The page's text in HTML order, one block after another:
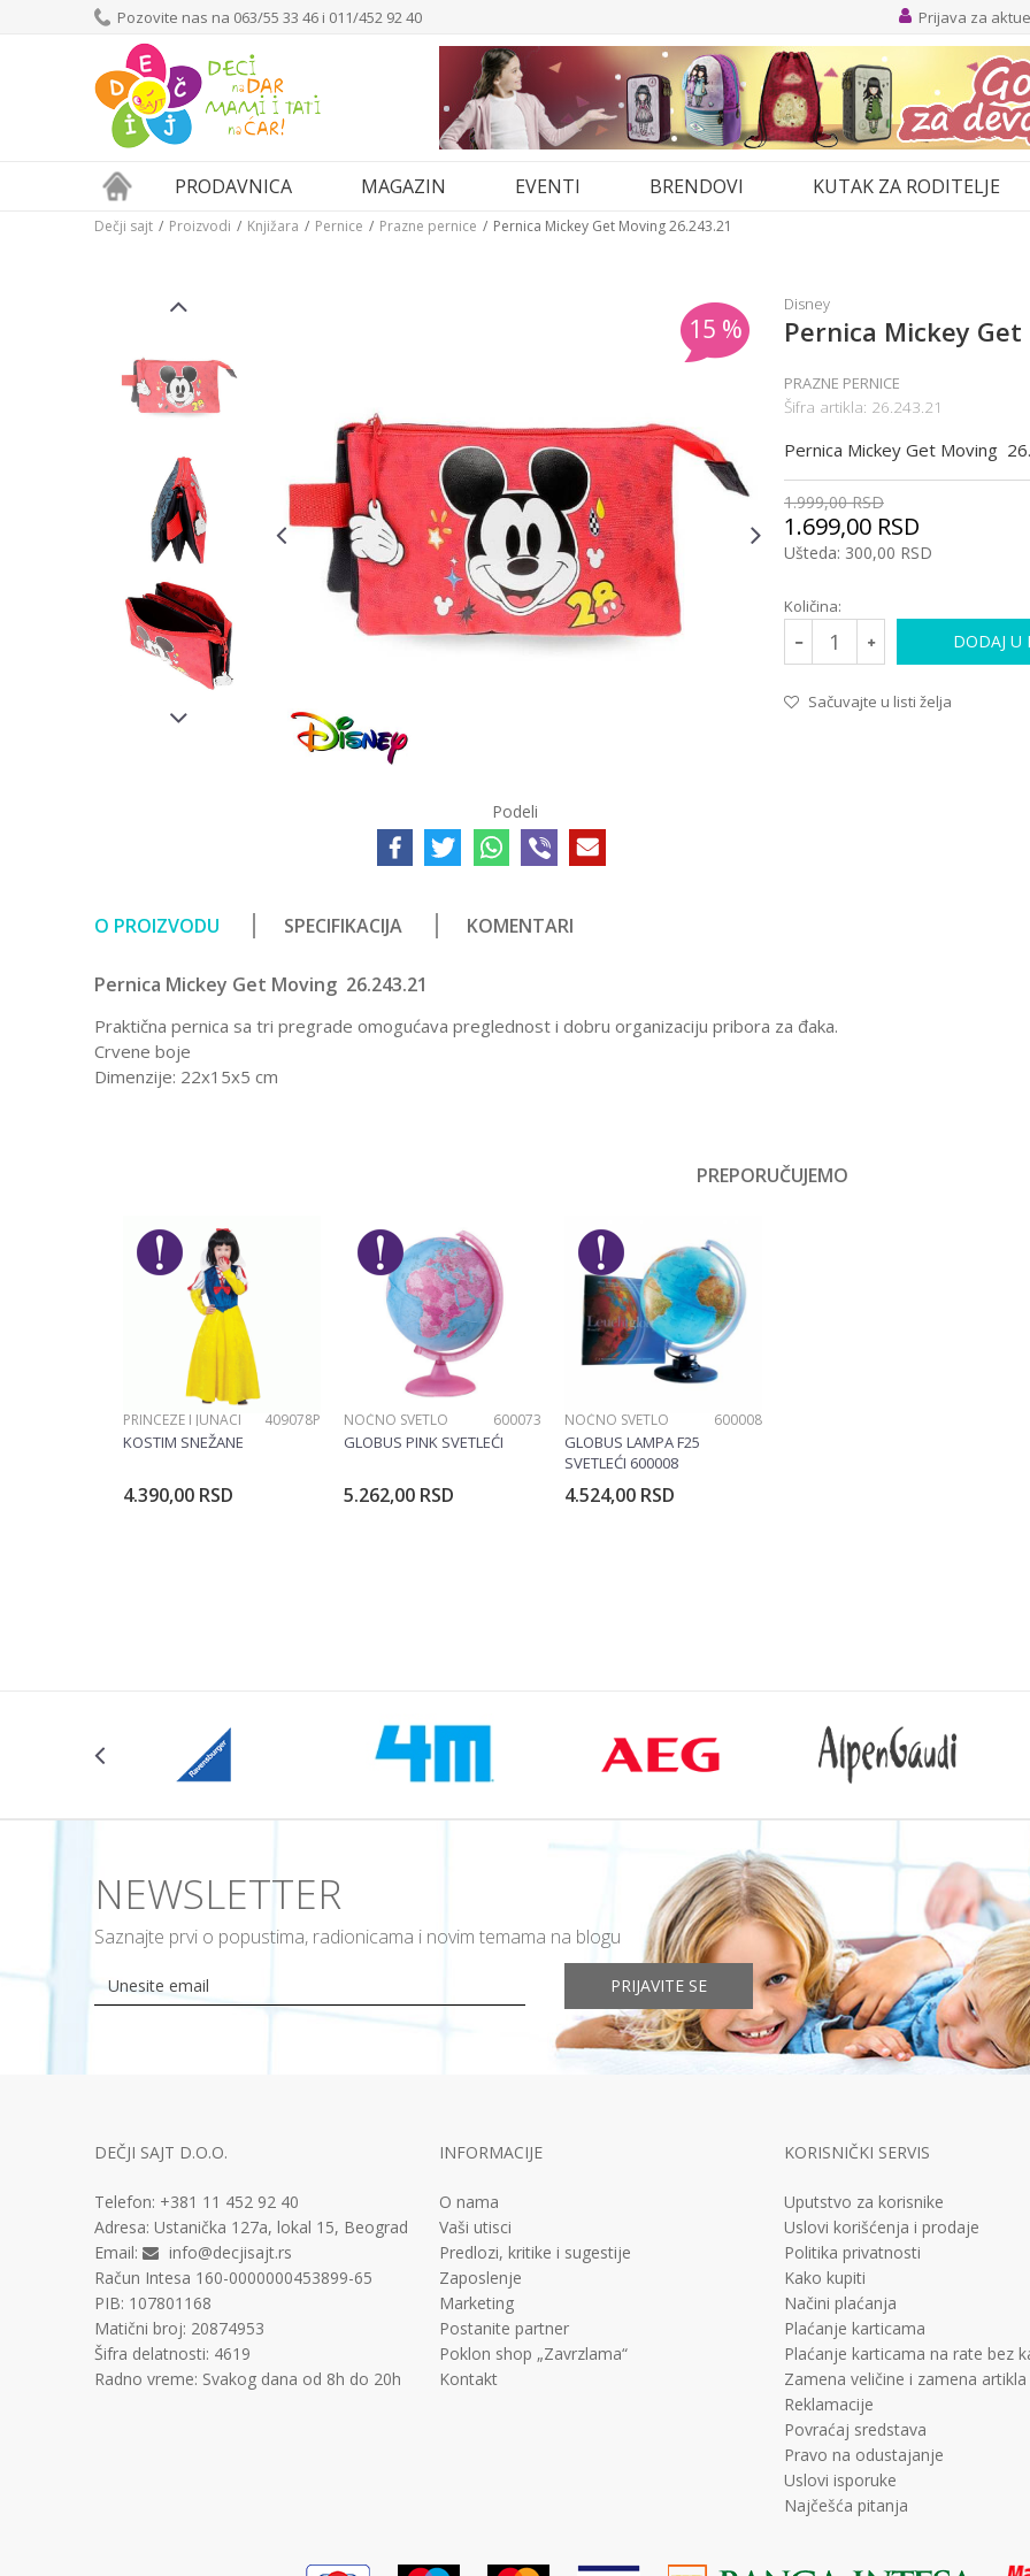
Pozovite nas na 063/55 33 46 i 011/452 92 40 Prijava za
PRODAVNICA MAGAZIN EVENTI BRENDOVI KUTAK ZA RODITELJE
Dečji sajt Proizvodi Knjižara Pernice Prazne pernice Pernica Mickey Get Moving 26.243.21
15 %
Podeli
Disney
Pernica Mickey Get
PRAZNE PERNICE
Šifra artikla: 26.243.21
Pernica Mickey Get Moving
1.999,00 RSD
1.699,00 RSD
Ušteda: 300,00 RSD
Količina:
DODAJ U
Sačuvajte u listi želja
O PROIZVODU SPECIFIKACIJA KOMENTARI
Pernica Mickey Get Moving 26.243.21
Praktična pernica sa tri pregrade omogućava preglednost i dobru organizaciju pribora za đaka.
Crvene boje
Dimenzije: 22x15x5 cm
Brend
Disney
Poruka
POŠALJI
PREPORUČUJEMO
PRINCEZE I JUNACI 409078P
KOSTIM SNEŽANE
4.390,00 RSD
NOĆNO SVETLO 600073
GLOBUS PINK SVETLEĆI
5.262,00 RSD
NOĆNO SVETLO 600008
GLOBUS LAMPA F25
SVETLEĆI 600008
4.524,00 RSD
NEWSLETTER
Saznajte prvi o popustima, radionicama i novim temama na blogu
PRIJAVITE SE
DEČJI SAJT D.O.O.
Telefon: +381 11 452 92 40
Adresa: Ustanička 127a, lokal 15, Beograd
Email:
info@decjisajt.rs
Račun Intesa 160-0000000453899-65
PIB: 107801168
Matični broj: 20874953
Šifra delatnosti: 4619
Radno vreme: Svakog dana od 8h do 20h
INFORMACIJE
O nama
Vaši utisci
Predlozi, kritike i sugestije
Zaposlenje
Marketing
Postanite partner
Poklon shop „Zavrzlama“
Kontakt
KORISNIČKI SERVIS
Uputstvo za korisnike
Uslovi korišćenja i prodaje
Politika privatnosti
Kako kupiti
Načini plaćanja
Plaćanje karticama
Plaćanje karticama na rate bez
Zamena veličine i zamena
Reklamacije
Povraćaj sredstava
Pravo na odustajanje
Uslovi isporuke
Najčešća pitanja